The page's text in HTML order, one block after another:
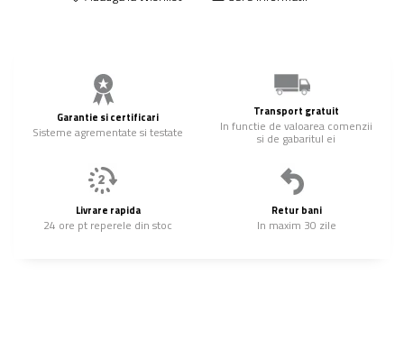
Garantie si certificari
Sisteme agrementate si testate
Transport gratuit
In functie de valoarea comenzii
si de gabaritul ei
Livrare rapida
24 ore pt reperele din stoc
Retur bani
In maxim 30 zile